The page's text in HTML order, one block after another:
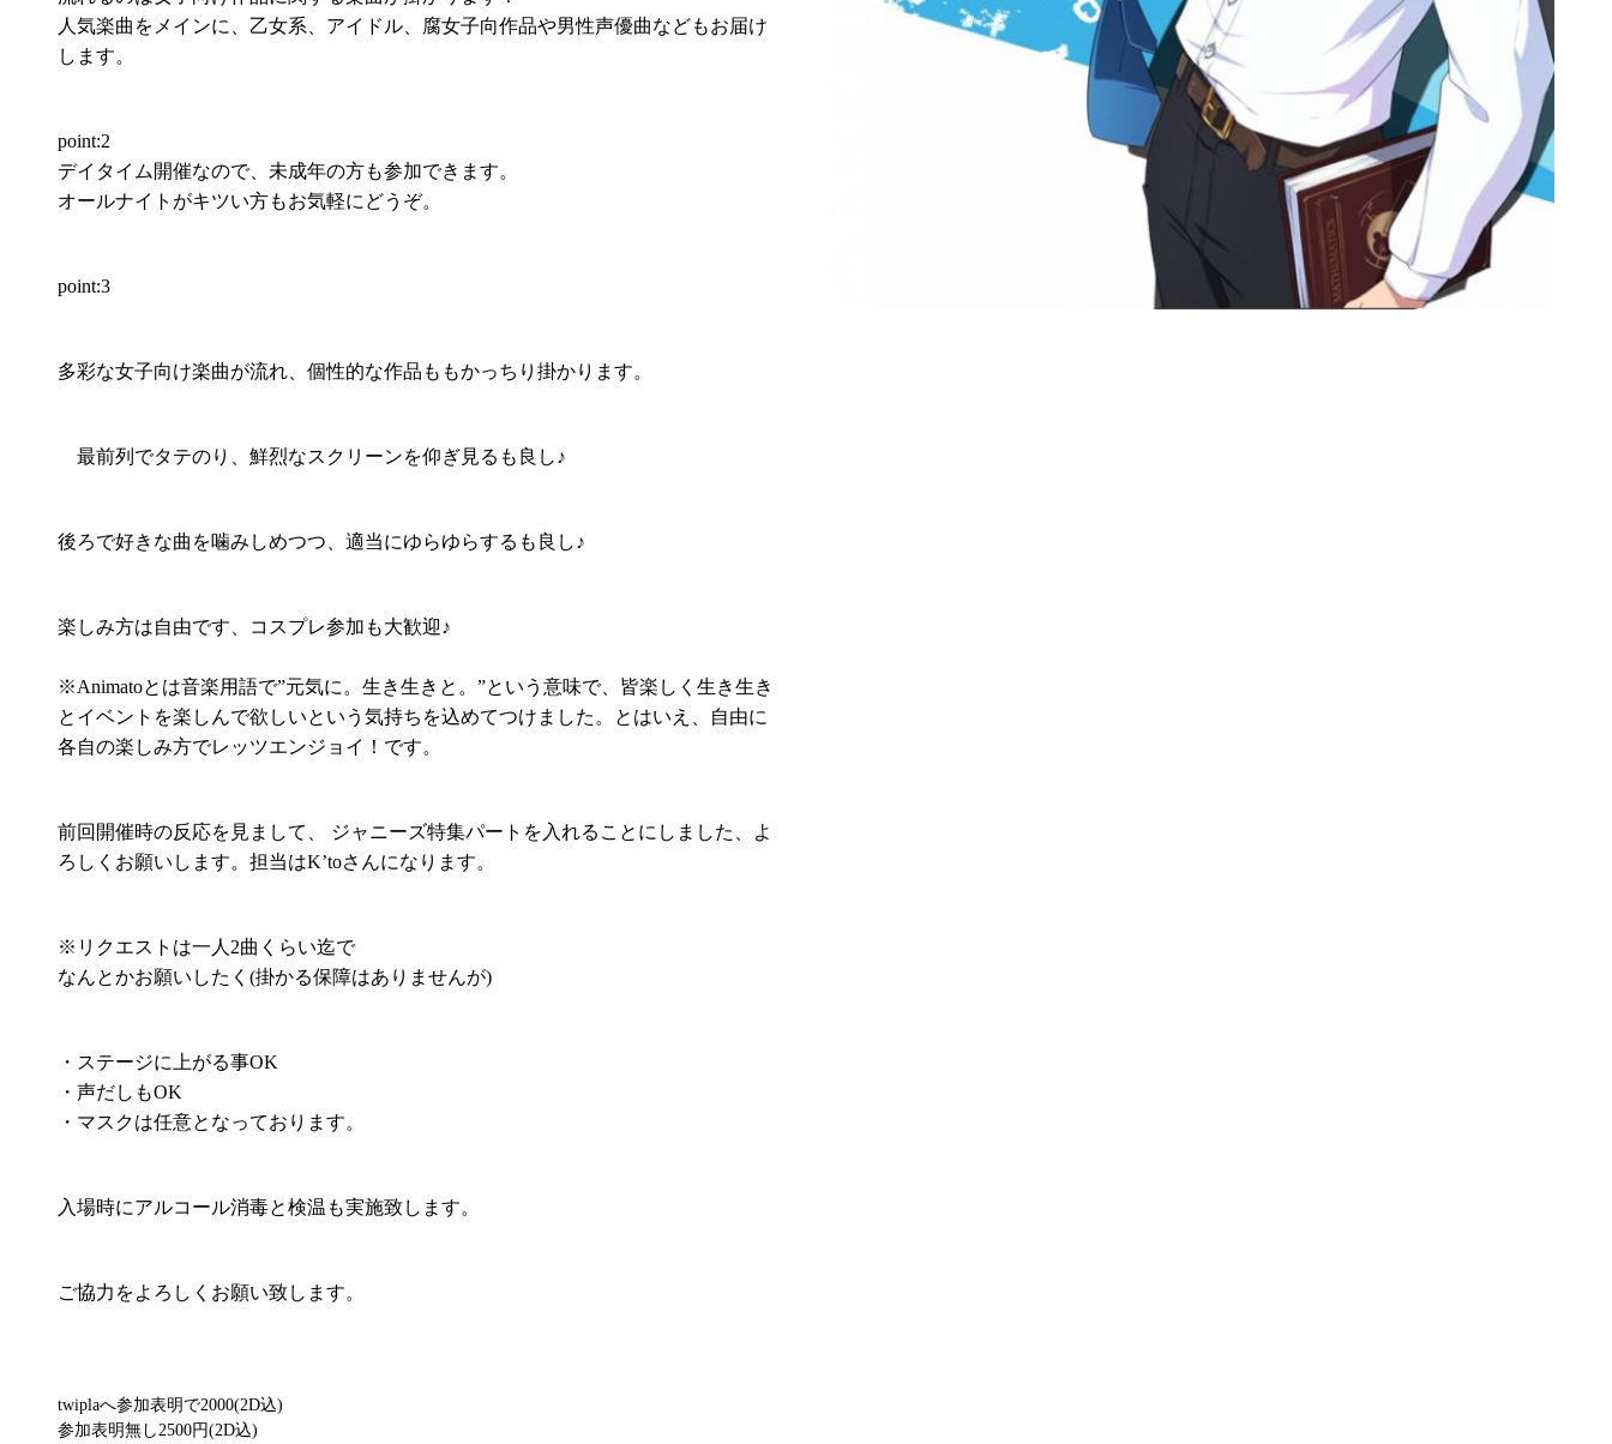
人気楽曲をメインに、乙女系、アイドル、腐女子向作品や男性声優曲などもお届け
します。
point:2
デイタイム開催なので、未成年の方も参加できます。
オールナイトがキツい方もお気軽にどうぞ。
point:3
多彩な女子向け楽曲が流れ、個性的な作品ももかっちり掛かります。
最前列でタテのり、鮮烈なスクリーンを仰ぎ見るも良し♪
後ろで好きな曲を噛みしめつつ、適当にゆらゆらするも良し♪
楽しみ方は自由です、コスプレ参加も大歓迎♪
※Animatoとは音楽用語で”元気に。生き生きと。”という意味で、皆楽しく生き生き
とイベントを楽しんで欲しいという気持ちを込めてつけました。とはいえ、自由に
各自の楽しみ方でレッツエンジョイ！です。
前回開催時の反応を見まして、 ジャニーズ特集パートを入れることにしました、よ
ろしくお願いします。担当はK’toさんになります。
※リクエストは一人2曲くらい迄で
なんとかお願いしたく(掛かる保障はありませんが)
・ステージに上がる事OK
・声だしもOK
・マスクは任意となっております。
入場時にアルコール消毒と検温も実施致します。
ご協力をよろしくお願い致します。
twiplaへ参加表明で2000(2D込)
参加表明無し2500円(2D込)